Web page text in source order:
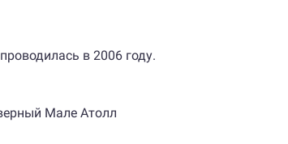
в 2006 году.
Мале Атолл